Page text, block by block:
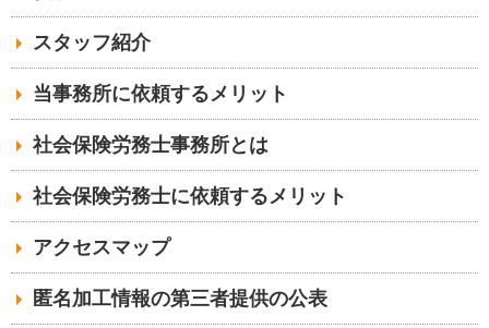
スタッフ紹介
当事務所に依頼するメリット
社会保険労務士事務所とは
社会保険労務士に依頼するメリット
アクセスマップ
匿名加工情報の第三者提供の公表